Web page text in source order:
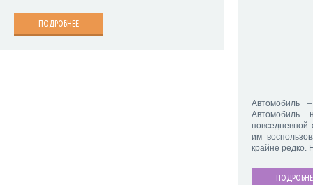
ПОДРОБНЕЕ
Автомобиль
Автомобиль
повседневной
им
крайне редко.